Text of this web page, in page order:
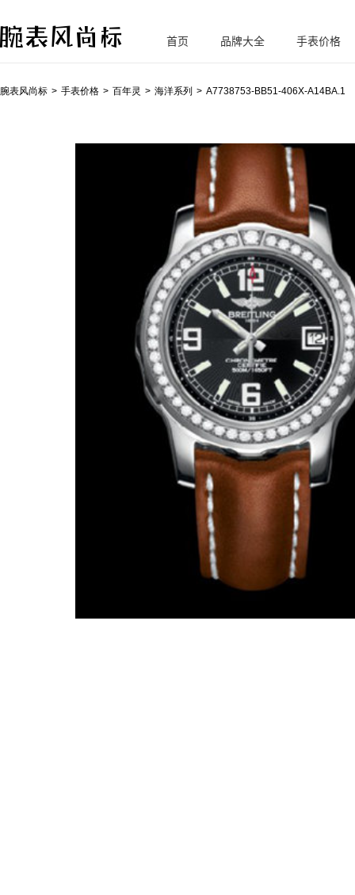
腕
首页 品牌大全 手表价格
腕表风尚标 手表价格 百年灵 海洋系列 A7738753-BB51-406X-A14BA.1